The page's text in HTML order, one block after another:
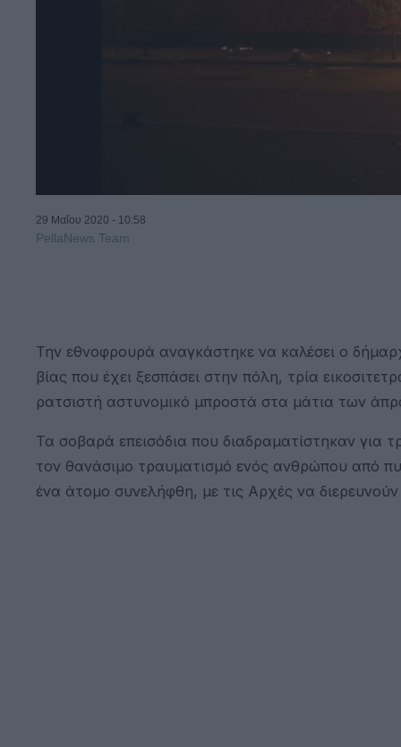
29 Μαΐου 2020 - 10:58
PellaNews Team
Την εθνοφρουρά αναγκάστηκε να καλέσει ο
βίας που έχει ξεσπάσει στην πόλη, τρία
ρατσιστή αστυνομικό μπροστά στα μάτια των
Τα σοβαρά επεισόδια που διαδραματίστηκαν για
τον θανάσιμο τραυματισμό ενός ανθρώπου από
ένα άτομο συνελήφθη, με τις Αρχές να